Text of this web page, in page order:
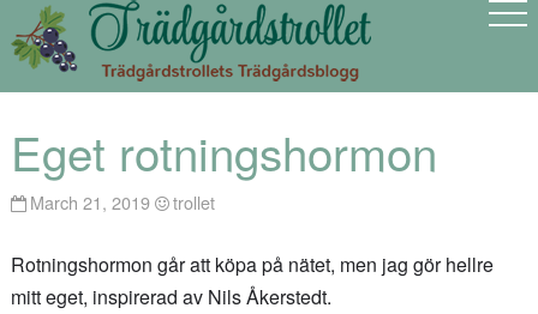
Eget rotningshormon
March 21, 2019 trollet
Rotningshormon går att köpa på nätet, men jag gör hellre
mitt eget, inspirerad av Nils Åkerstedt.